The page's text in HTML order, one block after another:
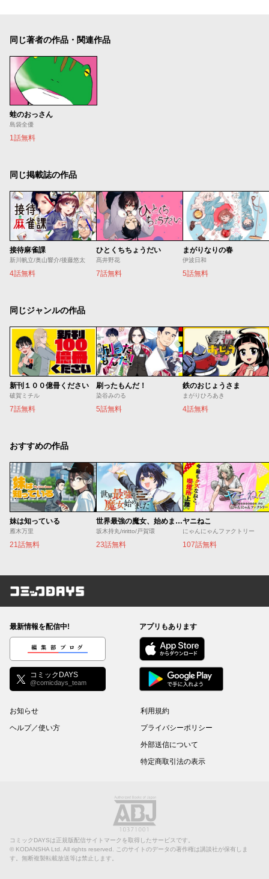
同じ著者の作品・関連作品
蛙のおっさん
島袋全優
1話無料
同じ掲載誌の作品
接待麻雀課
新川帆立/奥山響介/後藤悠太
4話無料
ひとくちちょうだい
髙井野花
7話無料
まがりなりの春
伊波日和
5話無料
同じジャンルの作品
新刊１００億冊ください
破賀ミチル
7話無料
刷ったもんだ！
染谷みのる
5話無料
鉄のおじょうさま
まがりひろあき
4話無料
おすすめの作品
妹は知っている
雁木万里
21話無料
世界最強の魔女、始めました ～私だけ『攻略サイト』を見れる世界で自由に生きます～
坂木持丸/riritto/戸賀環
23話無料
ヤニねこ
にゃんにゃんファクトリー
107話無料
コミックDAYS
最新情報を配信中!
編集部ブログ
コミックDAYS
@comicdays_team
アプリもあります
お知らせ
ヘルプ／使い方
利用規約
プライバシーポリシー
外部送信について
特定商取引法の表示
コミックDAYSは正規版配信サイトマークを取得したサービスです。
© KODANSHA Ltd. All rights reserved. このサイトのデータの著作権は講談社が保有しま
す。無断複製転載放送等は禁止します。